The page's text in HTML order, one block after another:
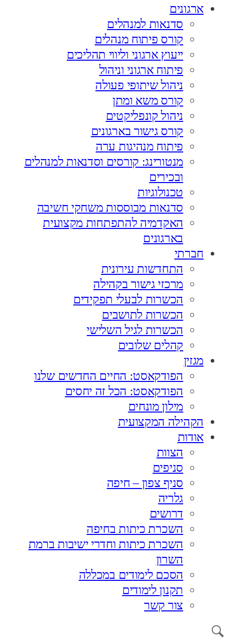
ארגונים
סדנאות למנהלים
קורס פיתוח מנהלים
ייעוץ ארגוני וליווי תהליכים
פיתוח ארגוני וניהול
ניהול שיתופי פעולה
קורס משא ומתן
ניהול קונפליקטים
קורס גישור בארגונים
פיתוח מנהיגות ערה
מנטורינג: קורסים וסדנאות למנהלים
ובכירים
טכנולוגיות
סדנאות מבוססות משחקי חשיבה
האקדמיה להתפתחות מקצועית
בארגונים
חברתי
התחדשות עירונית
מרכזי גישור בקהילה
הכשרות לבעלי תפקידים
הכשרות לתושבים
הכשרות לגיל השלישי
קהלים שלובים
מגזין
הפודקאסט: החיים החדשים שלנו
הפודקאסט: הכל זה יחסים
מילון מונחים
הקהילה המקצועית
אודות
הצוות
סניפים
סניף צפון – חיפה
גלריה
דרושים
השכרת כיתות בחיפה
השכרת כיתות וחדרי ישיבות ברמת
השרון
הסכם לימודים במכללה
תקנון לימודים
צור קשר